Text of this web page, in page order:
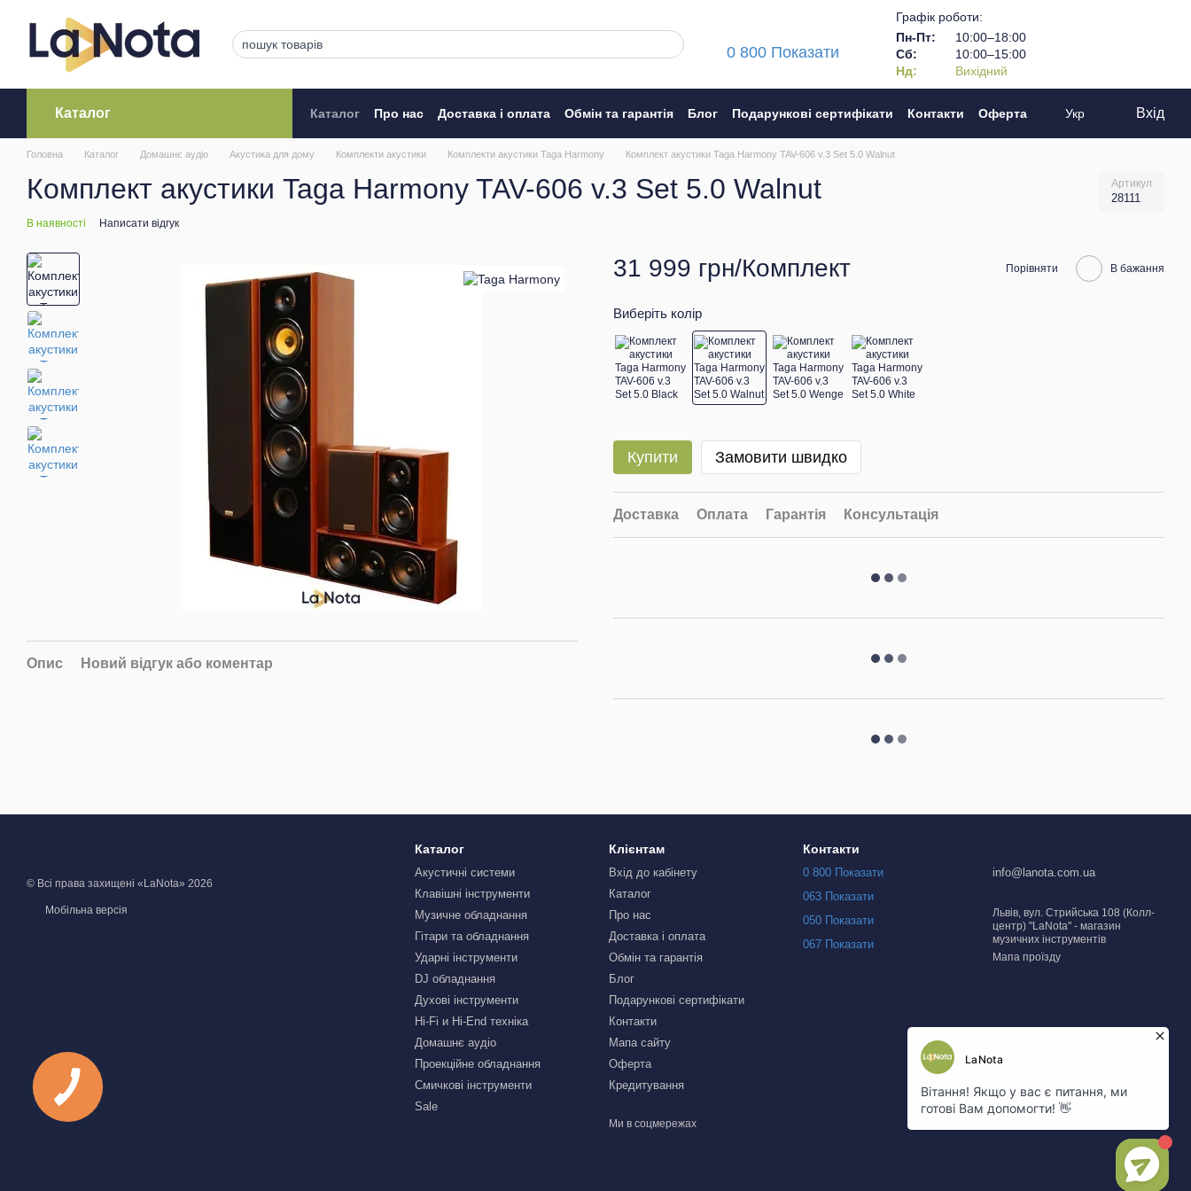
0 800 Показати
Графік роботи:
Пн-Пт:
10:00–18:00
Сб:
10:00–15:00
Нд:
Вихідний
Каталог Каталог Про нас Доставка і оплата Обмін та гарантія Блог Подарункові сертифікати Контакти
Оферта
Укр Вхід
Головна Каталог Домашнє аудіо Акустика для дому Комплекти акустики Комплекти акустики Taga Harmony Комплект акустики Taga Harmony TAV-606 v.3 Set 5.0 Walnut
Комплект акустики Taga Harmony TAV-606 v.3 Set 5.0 Walnut Артикул
28111
В наявності Написати відгук
Опис Новий відгук або коментар
31 999 грн/Комплект Порівняти В бажання
Виберіть колір
Купити Замовити швидко
Доставка Оплата Гарантія Консультація
© Всі права захищені «LaNota» 2026
Мобільна версія
Каталог
Акустичні системи
Клавішні інструменти
Музичне обладнання
Гітари та обладнання
Ударні інструменти
DJ обладнання
Духові інструменти
Hi-Fi и Hi-End техніка
Домашнє аудіо
Проекційне обладнання
Смичкові інструменти
Sale
Клієнтам
Вхід до кабінету
Каталог
Про нас
Доставка і оплата
Обмін та гарантія
Блог
Подарункові сертифікати
Контакти
Мапа сайту
Оферта
Кредитування
Ми в соцмережах
Контакти
0 800 Показати
063 Показати
050 Показати
067 Показати
info@lanota.com.ua
Львів, вул. Стрийська 108 (Колл-
центр) "LaNota" - магазин
музичних інструментів
Мапа проїзду